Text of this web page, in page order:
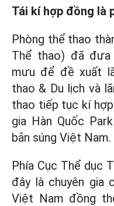
Tái kí hợp đồng là
Phòng thể thao
Thể thao) đã
mưu để đề xuất
thao & Du lịch và
thao tiếp tục kí
gia Hàn Quốc
bắn súng Việt Nam.
Phía Cục Thể dục
đây là chuyên gia
Việt Nam đồng